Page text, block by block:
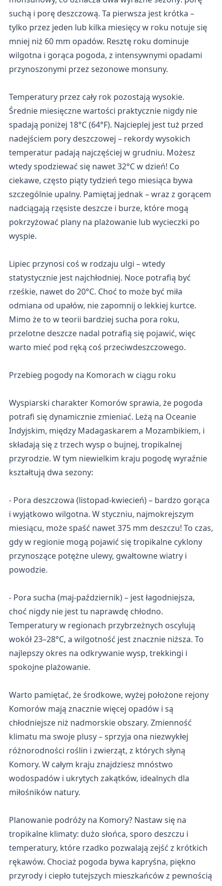
suchą i porę deszczową. Ta pierwsza jest krótka –
tylko przez jeden lub kilka miesięcy w roku notuje się
mniej niż 60 mm opadów. Resztę roku dominuje
wilgotna i gorąca pogoda, z intensywnymi opadami
przynoszonymi przez sezonowe monsuny.
Temperatury przez cały rok pozostają wysokie.
Średnie miesięczne wartości praktycznie nigdy nie
spadają poniżej 18°C (64°F). Najcieplej jest tuż przed
nadejściem pory deszczowej – rekordy wysokich
temperatur padają najczęściej w grudniu. Możesz
wtedy spodziewać się nawet 32°C w dzień! Co
ciekawe, często piąty tydzień tego miesiąca bywa
szczególnie upalny. Pamiętaj jednak – wraz z gorącem
nadciągają rzęsiste deszcze i burze, które mogą
pokrzyżować plany na plażowanie lub wycieczki po
wyspie.
Lipiec przynosi coś w rodzaju ulgi – wtedy
statystycznie jest najchłodniej. Noce potrafią być
rześkie, nawet do 20°C. Choć to może być miła
odmiana od upałów, nie zapomnij o lekkiej kurtce.
Mimo że to w teorii bardziej sucha pora roku,
przelotne deszcze nadal potrafią się pojawić, więc
warto mieć pod ręką coś przeciwdeszczowego.
Przebieg pogody na Komorach w ciągu roku
Wyspiarski charakter Komorów sprawia, że pogoda
potrafi się dynamicznie zmieniać. Leżą na Oceanie
Indyjskim, między Madagaskarem a Mozambikiem, i
składają się z trzech wysp o bujnej, tropikalnej
przyrodzie. W tym niewielkim kraju pogodę wyraźnie
kształtują dwa sezony:
- Pora deszczowa (listopad-kwiecień) – bardzo gorąca
i wyjątkowo wilgotna. W styczniu, najmokrejszym
miesiącu, może spaść nawet 375 mm deszczu! To czas,
gdy w regionie mogą pojawić się tropikalne cyklony
przynoszące potężne ulewy, gwałtowne wiatry i
powodzie.
- Pora sucha (maj-październik) – jest łagodniejsza,
choć nigdy nie jest tu naprawdę chłodno.
Temperatury w regionach przybrzeżnych oscylują
wokół 23–28°C, a wilgotność jest znacznie niższa. To
najlepszy okres na odkrywanie wysp, trekkingi i
spokojne plażowanie.
Warto pamiętać, że środkowe, wyżej położone rejony
Komorów mają znacznie więcej opadów i są
chłodniejsze niż nadmorskie obszary. Zmienność
klimatu ma swoje plusy – sprzyja ona niezwykłej
różnorodności roślin i zwierząt, z których słyną
Komory. W całym kraju znajdziesz mnóstwo
wodospadów i ukrytych zakątków, idealnych dla
miłośników natury.
Planowanie podróży na Komory? Nastaw się na
tropikalne klimaty: dużo słońca, sporo deszczu i
temperatury, które rzadko pozwalają zejść z krótkich
rękawów. Chociaż pogoda bywa kapryśna, piękno
przyrody i ciepło tutejszych mieszkańców z pewnością